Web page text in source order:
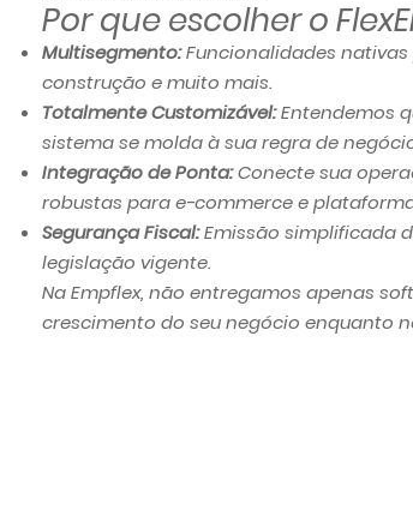
Por que escolher o
Multisegmento:Funcionalidades nativas
construção e muito mais.
Totalmente Customizável:Entendemos
sistema se molda à sua regra de
Integração de Ponta:Conecte sua
robustas para e-commerce e
Segurança Fiscal:Emissão simplificada
legislação vigente.
Na Empflex, não entregamos apenas
crescimento do seu negócio enquanto